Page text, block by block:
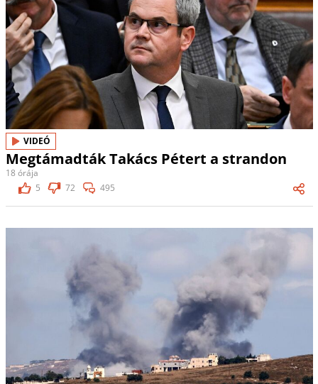
VIDEÓ
Megtámadták Takács Pétert a strandon
18 órája
5
72 495